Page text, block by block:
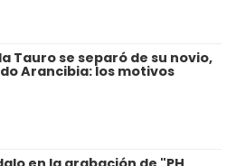
Tauro se separó de su novio,
Arancibia: los motivos